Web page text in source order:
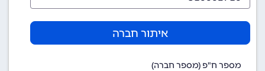
איתור חברה
מספר ח"פ (מספר חברה)